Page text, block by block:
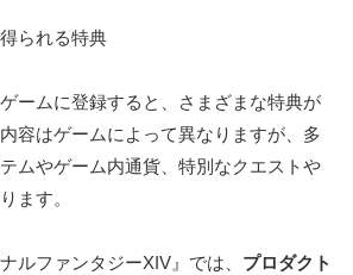
られる特典
ームに登録すると、さまざまな特典が
容はゲームによって異なりますが、多
ムやゲーム内通貨、特別なクエストや
ます。
ルファンタジーXIV』では、 プロダクト